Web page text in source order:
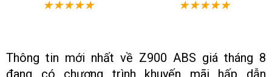
Thông tin mới nhất về Z900 ABS giá tháng 8
đang có chương trình khuyến mãi qua
hấp dẫn